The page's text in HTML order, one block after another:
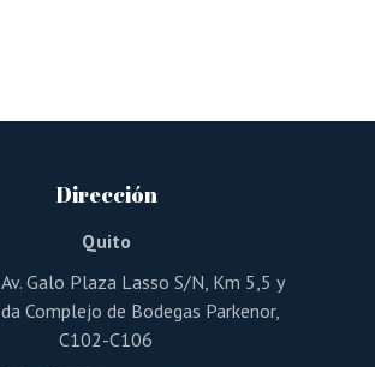
Las
elegir
la
página
de
producto
Dirección
Quito
Galo Plaza Lasso S/N, Km 5,5 y
Complejo de Bodegas Parkenor,
C102-C106